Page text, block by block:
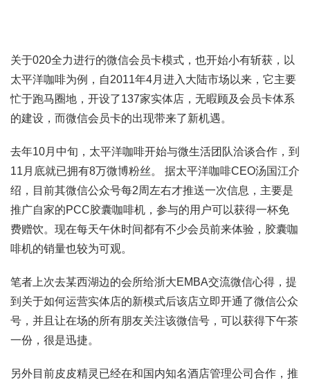
关于020全力进行的微信会员卡模式，也开始小有斩获，以
太平洋咖啡为例，自2011年4月进入大陆市场以来，它主要
忙于跑马圈地，开设了137家实体店，无暇顾及会员卡体系
的建设，而微信会员卡的出现带来了新机遇。
去年10月中旬，太平洋咖啡开始与微生活团队洽谈合作，到
11月底就已拥有8万微博粉丝。 据太平洋咖啡CEO汤国江介
绍，目前其微信公众号每2周左右才推送一次信息，主要是
推广自家的PCC胶囊咖啡机，参与的用户可以获得一杯免
费赠饮。现在每天午休时间都有不少会员前来体验，胶囊咖
啡机的销量也较为可观。
笔者上次去某西湖边的会所给浙大EMBA交流微信心得，提
到关于如何运营实体店的新模式后该店立即开通了微信公众
号，并且让在场的所有朋友关注该微信号，可以获得下午茶
一份，很是迅捷。
另外目前皮皮精灵已经在和国内知名酒店管理公司合作，推